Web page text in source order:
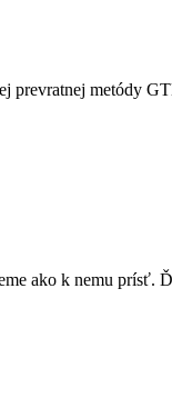
metódy
ako k nemu